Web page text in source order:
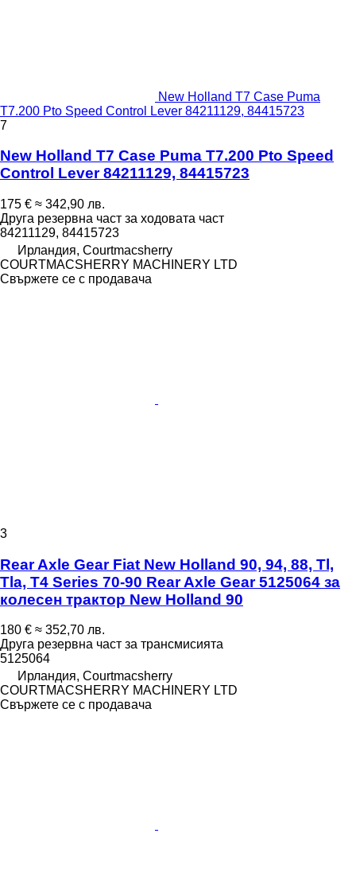
New Holland T7 Case Puma
T7.200 Pto Speed Control Lever 84211129, 84415723
7
New Holland T7 Case Puma T7.200 Pto Speed
Control Lever 84211129, 84415723
175 € ≈ 342,90 лв.
Друга резервна част за ходовата част
84211129, 84415723
Ирландия, Courtmacsherry
COURTMACSHERRY MACHINERY LTD
Свържете се с продавача
3
Rear Axle Gear Fiat New Holland 90, 94, 88, Tl,
Tla, T4 Series 70-90 Rear Axle Gear 5125064 за
колесен трактор New Holland 90
180 € ≈ 352,70 лв.
Друга резервна част за трансмисията
5125064
Ирландия, Courtmacsherry
COURTMACSHERRY MACHINERY LTD
Свържете се с продавача